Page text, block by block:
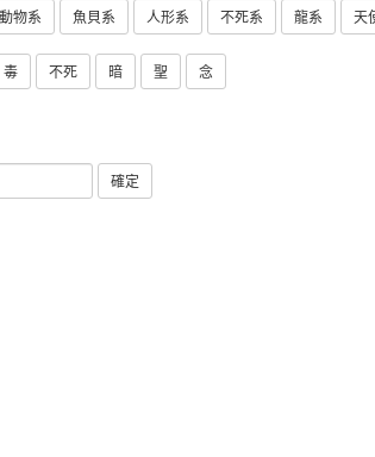
動物系 魚貝系 人形系 不死系 龍系 天
毒 不死 暗 聖 念
確定